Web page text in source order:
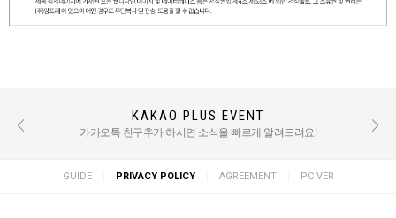
REVIEW EVENT
후기 작성 시 적립금 혜택 / TEXT : 500점 PHOTO : 1000점
KAKAO PLUS EVENT
카카오톡 친구추가 하시면 소식을 빠르게 알려드려요!
GUIDE PRIVACY POLICY AGREEMENT PC VER